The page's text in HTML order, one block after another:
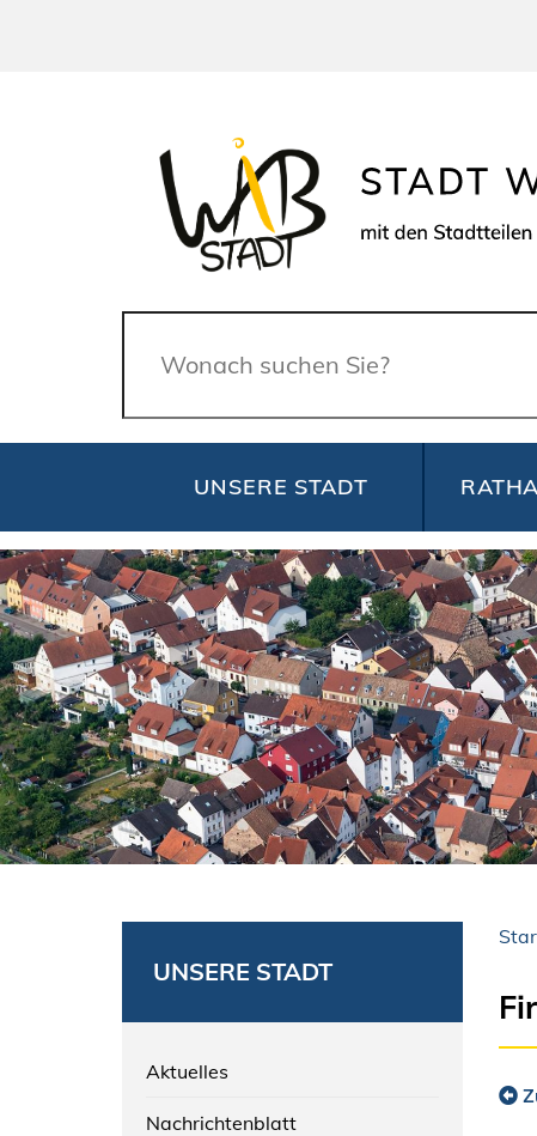
Suche
UNSERE STADT
UNSERE STADT
Aktuelles
Nachrichtenblatt